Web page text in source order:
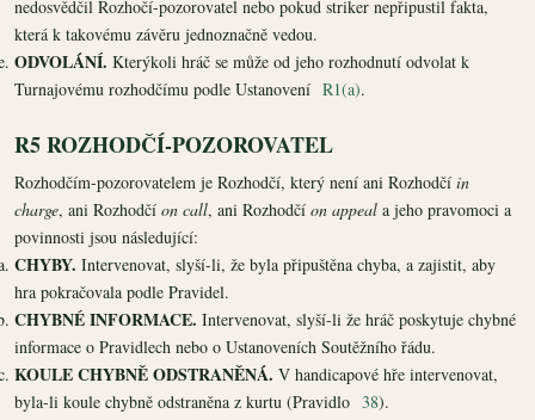
nedosvědčil Rozhočí-pozorovatel nebo pokud striker nepřipustil fakta,
která k takovému závěru jednoznačně vedou.
ODVOLÁNÍ. Kterýkoli hráč se může od jeho rozhodnutí odvolat k
Turnajovému rozhodčímu podle Ustanovení R1(a).
R5 ROZHODČÍ-POZOROVATEL
Rozhodčím-pozorovatelem je Rozhodčí, který není ani Rozhodčí in
charge, ani Rozhodčí on call, ani Rozhodčí on appeal a jeho pravomoci a
povinnosti jsou následující:
CHYBY. Intervenovat, slyší-li, že byla připuštěna chyba, a zajistit, aby
hra pokračovala podle Pravidel.
CHYBNÉ INFORMACE. Intervenovat, slyší-li že hráč poskytuje chybné
informace o Pravidlech nebo o Ustanoveních Soutěžního řádu.
KOULE CHYBNĚ ODSTRANĚNÁ. V handicapové hře intervenovat,
byla-li koule chybně odstraněna z kurtu (Pravidlo 38).